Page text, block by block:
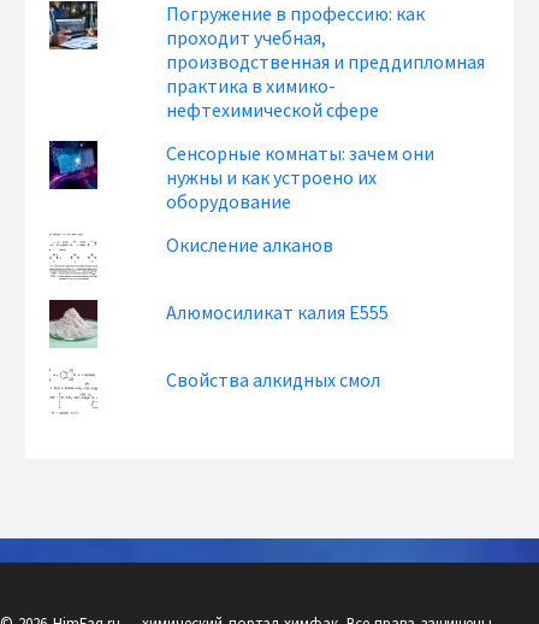
Погружение в профессию: как
проходит учебная,
производственная и преддипломная
практика в химико-
нефтехимической сфере
Сенсорные комнаты: зачем они
нужны и как устроено их
оборудование
Окисление алканов
Алюмосиликат калия Е555
Свойства алкидных смол